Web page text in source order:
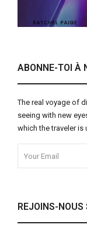
ABONNE-TOI À
The real voyage of
seeing with new
which the traveler is
REJOINS-NOUS